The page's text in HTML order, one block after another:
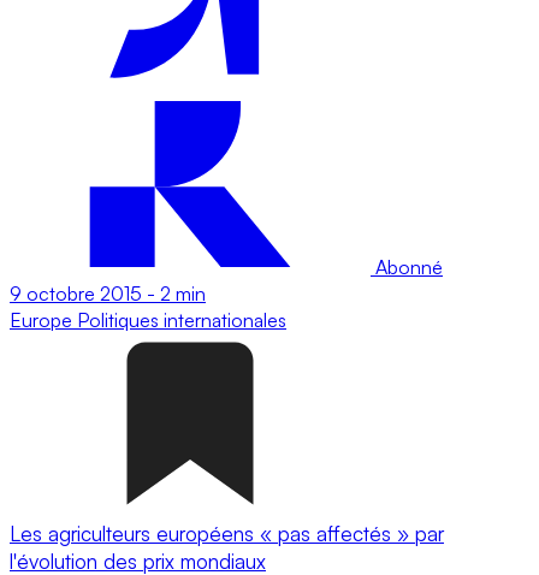
Abonné
9 octobre 2015 - 2 min
Europe Politiques internationales
Les agriculteurs européens « pas affectés » par
l'évolution des prix mondiaux